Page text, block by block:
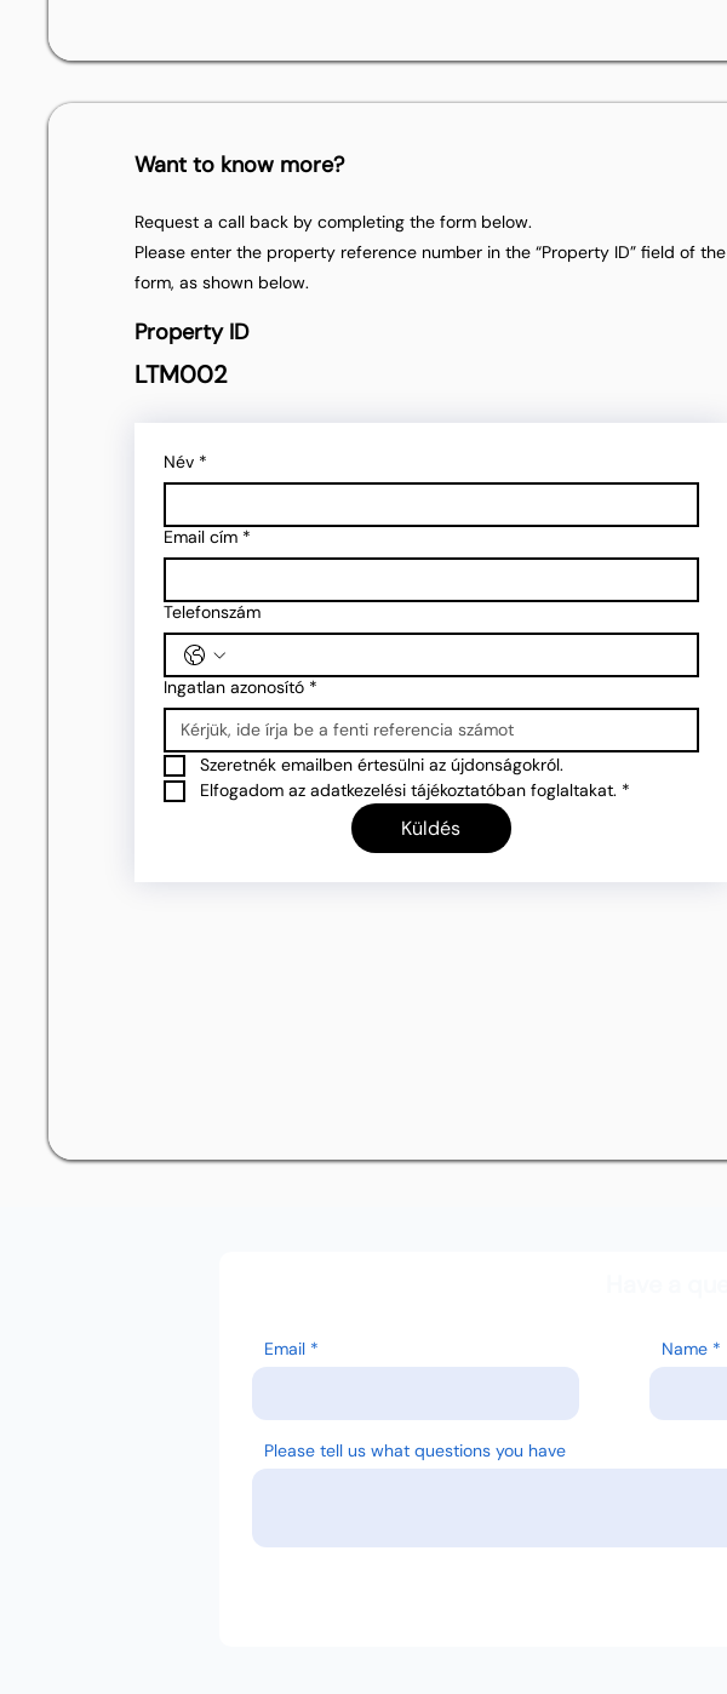
Want to know more?
Request a call back by completing the form below.
Please enter the property reference number in the “Property ID” field of the
form, as shown below.
Property ID
LTM002
Név *
Email cím *
Telefonszám
Ingatlan azonosító *
Szeretnék emailben értesülni az újdonságokról.
Elfogadom az adatkezelési tájékoztatóban foglaltakat. *
Küldés
Email Name
Please tell us what questions you have